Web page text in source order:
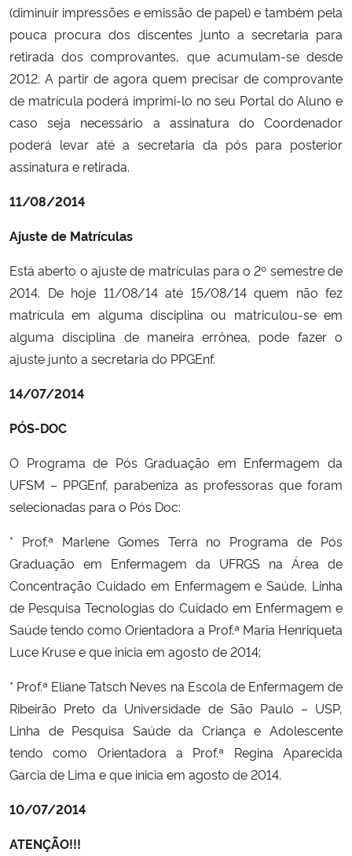
(diminuir impressões e emissão de papel) e também pela
pouca procura dos discentes junto a secretaria para
retirada dos comprovantes, que acumulam-se desde
2012. A partir de agora quem precisar de comprovante
de matrícula poderá imprimi-lo no seu Portal do Aluno e
caso seja necessário a assinatura do Coordenador
poderá levar até a secretaria da pós para posterior
assinatura e retirada.
11/08/2014
Ajuste de Matrículas
Está aberto o ajuste de matrículas para o 2º semestre de
2014. De hoje 11/08/14 até 15/08/14 quem não fez
matrícula em alguma disciplina ou matriculou-se em
alguma disciplina de maneira errônea, pode fazer o
ajuste junto a secretaria do PPGEnf.
14/07/2014
PÓS-DOC
O Programa de Pós Graduação em Enfermagem da
UFSM – PPGEnf, parabeniza as professoras que foram
selecionadas para o Pós Doc:
* Prof.ª Marlene Gomes Terra no Programa de Pós
Graduação em Enfermagem da UFRGS na Área de
Concentração Cuidado em Enfermagem e Saúde, Linha
de Pesquisa Tecnologias do Cuidado em Enfermagem e
Saúde tendo como Orientadora a Prof.ª Maria Henriqueta
Luce Kruse e que inicia em agosto de 2014;
* Prof.ª Eliane Tatsch Neves na Escola de Enfermagem de
Ribeirão Preto da Universidade de São Paulo – USP,
Linha de Pesquisa Saúde da Criança e Adolescente
tendo como Orientadora a Prof.ª Regina Aparecida
Garcia de Lima e que inicia em agosto de 2014.
10/07/2014
ATENÇÃO!!!